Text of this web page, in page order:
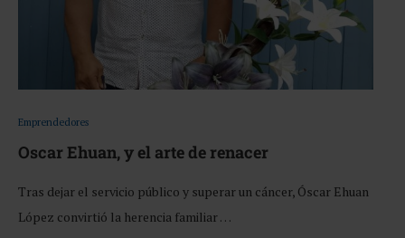
Emprendedores
Oscar Ehuan, y el arte de renacer
Tras dejar el servicio público y superar un cáncer, Óscar Ehuan
López convirtió la herencia familiar …